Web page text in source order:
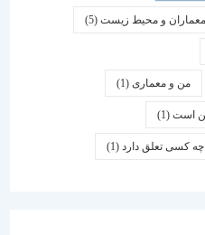
و محیط زیست(5)
(1)
دارد(1)